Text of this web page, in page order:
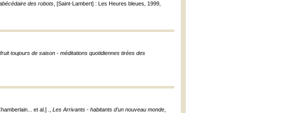
des robots , [Saint-Lambert] : Les Heures bleues, 1999,
toujours de saison - méditations quotidiennes tirées des
et al.] ., Les Arrivants - habitants d'un nouveau monde